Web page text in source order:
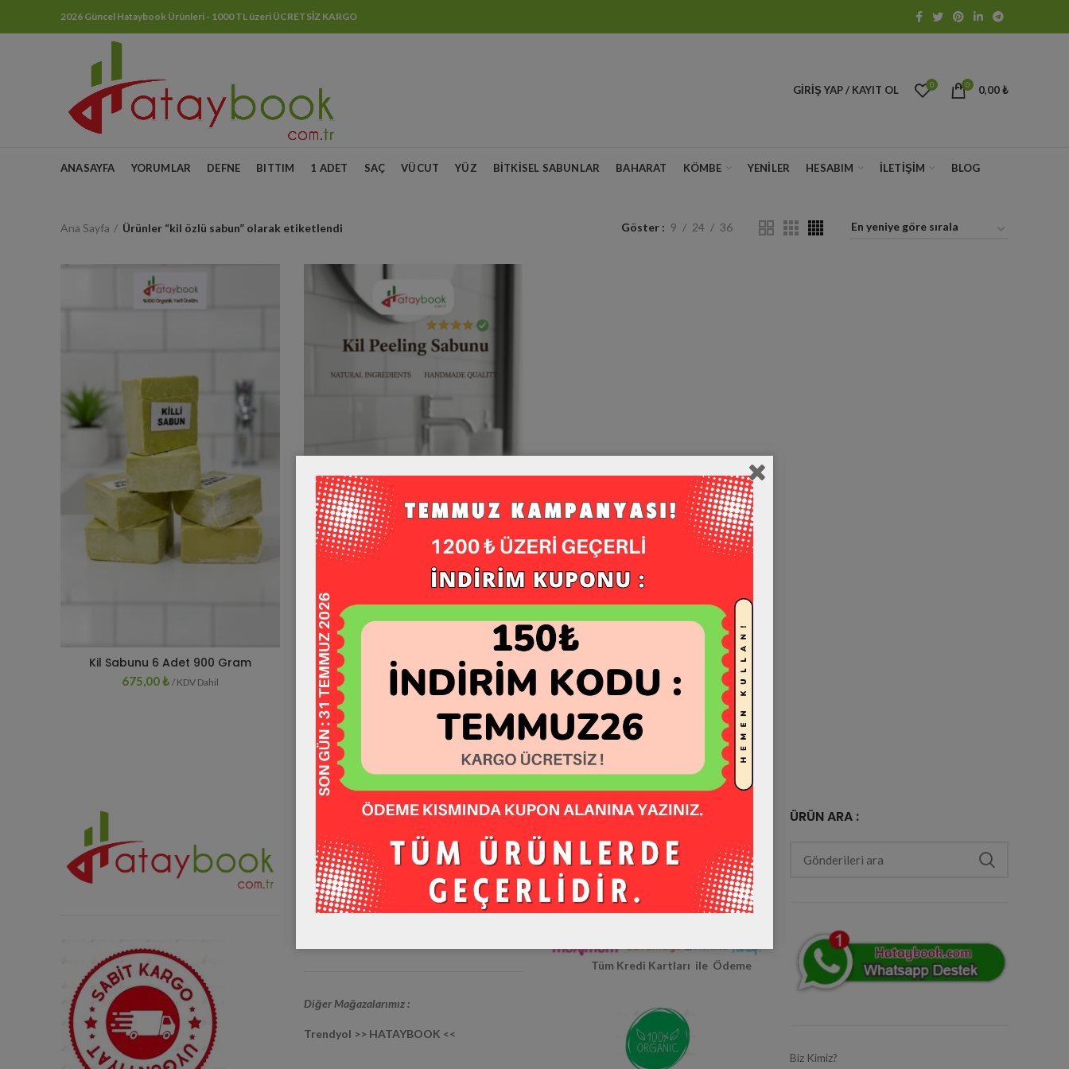
2026 Güncel Hataybook Ürünleri - 1000 TL üzeri ÜCRETSİZ KARGO
GIRIŞ YAP / KAYIT OL 0 0 0,00₺
ANASAYFA YORUMLAR DEFNE BITTIM 1 ADET SAÇ VÜCUT YÜZ BITKISEL SABUNLAR BAHARAT KÖMBE YENILER HESABIM İLETIŞIM BLOG
Ana Sayfa Ürünler “kil özlü sabun” olarak etiketlendi Göster 9 24 36
SEPETE EKLE
Kil Sabunu 6 Adet 900 Gram
675,00₺ / KDV Dahil
SEPETE EKLE
Kil Sabunu 1 Adet 130gr
₺ / KDV Dahil
Sosyal Medya Hesaplarımız:
Instagram / hataybookcom
Twitter / hataybookcom
Facebook / hataybookcom
Diğer Mağazalarımız :
Trendyol >> HATAYBOOK <<
Hatay Yerli Üretim
Tüm Kredi Kartları ile Ödeme
ÜRÜN ARA :
Biz Kimiz?